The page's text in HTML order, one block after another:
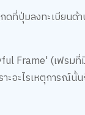
ดที่ปุ่มลงทะเบียน
Frame' (เฟร
ะอะไรเหตุการณ์นั้